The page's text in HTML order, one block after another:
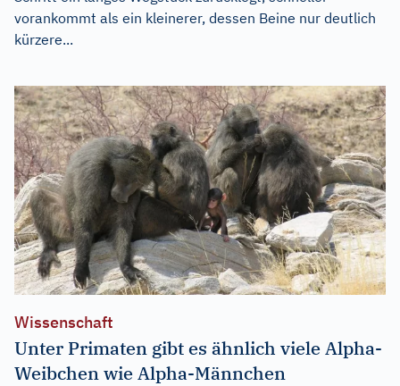
vorankommt als ein kleinerer, dessen Beine nur deutlich
kürzere...
Wissenschaft
Unter Primaten gibt es ähnlich viele Alpha-
Weibchen wie Alpha-Männchen